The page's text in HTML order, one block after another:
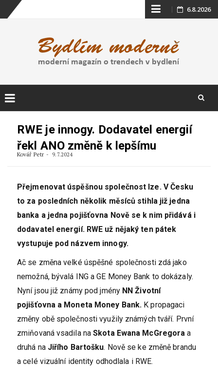
Skip
content
6.8.2026
RWE je innogy. Dodavatel energií
řekl ANO změně k lepšímu
Kovář Petr 9.7.2024
Přejmenovat úspěšnou společnost lze. V Česku
to za posledních několik měsíců stihla již jedna
banka a jedna pojišťovna Nově se k nim přidává i
dodavatel energií. RWE už nějaký ten pátek
vystupuje pod názvem innogy.
Ač se změna velké úspěšné společnosti zdá jako
nemožná, bývalá ING a GE Money Bank to dokázaly.
Nyní jsou již známy pod jmény NN Životní
pojišťovna a Moneta Money Bank. K propagaci
změny obě společnosti využily známých tváří. První
zmiňovaná vsadila naSkota Ewana McGregoraa
druhá na Jiřího Bartošku. Nově se ke změně brandu
a celé vizuální identity odhodlala i RWE.